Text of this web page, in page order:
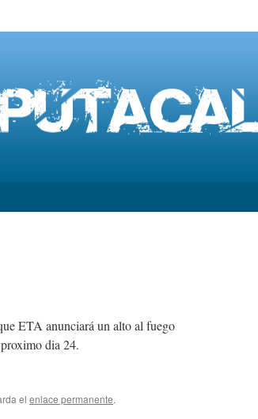
ETA anunciará un alto al fuego
dia 24.
el enlace permanente.